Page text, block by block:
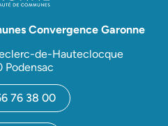
Convergence Garonne
de-Hauteclocque
Podensac
76 38 00